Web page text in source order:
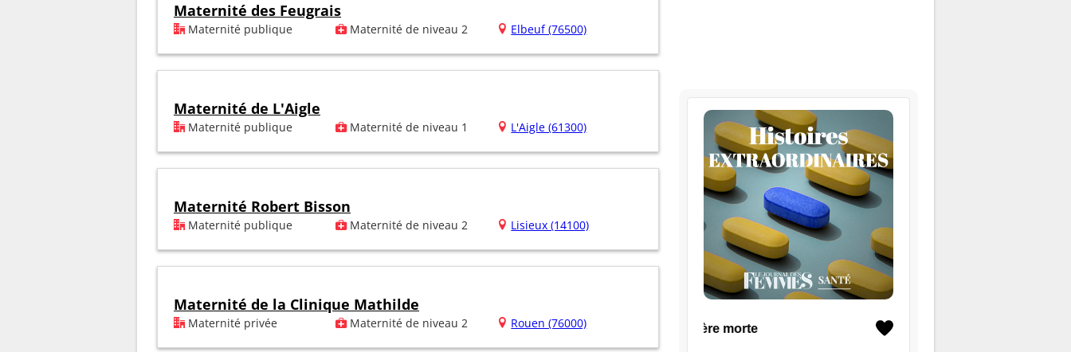
Maternité des Feugrais
Maternité publique Maternité de niveau 2 Elbeuf (76500)
Maternité de L'Aigle
Maternité publique Maternité de niveau 1 L'Aigle (61300)
Maternité Robert Bisson
Maternité publique Maternité de niveau 2 Lisieux (14100)
Maternité de la Clinique Mathilde
Maternité privée Maternité de niveau 2 Rouen (76000)